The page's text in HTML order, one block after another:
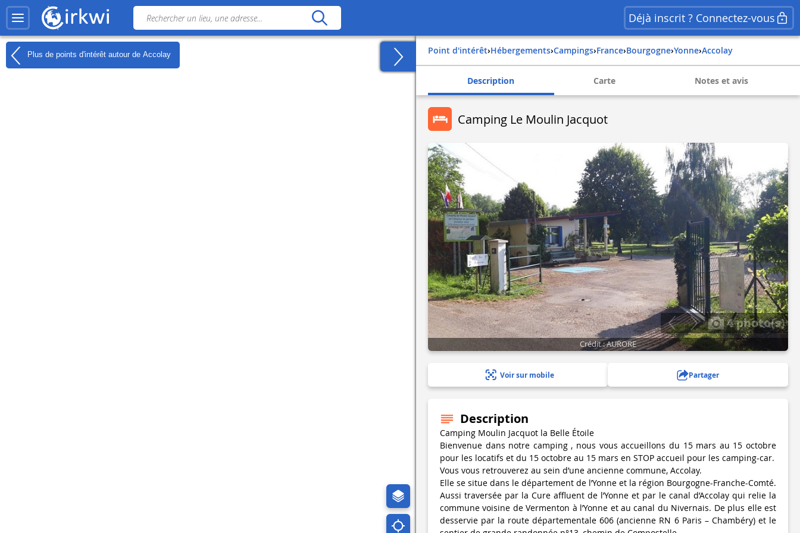
Déjà inscrit ? Connectez-vous
Plus de points d'intérêt autour de Accolay Point d'intérêt› Hébergements› Campings› france› bourgogne› yonne› accolay
Description Carte Notes et avis
Camping Le Moulin Jacquot
4 photo(s)
Crédit : AURORE
Voir sur mobile Partager
Description
Camping Moulin Jacquot la Belle Étoile
Bienvenue dans notre camping , nous vous accueillons du 15 mars au 15 octobre
pour les locatifs et du 15 octobre au 15 mars en STOP accueil pour les camping-car.
Vous vous retrouverez au sein d’une ancienne commune, Accolay.
Elle se situe dans le département de l’Yonne et la région Bourgogne-Franche-Comté.
Aussi traversée par la Cure affluent de l’Yonne et par le canal d’Accolay qui relie la
commune voisine de Vermenton à l’Yonne et au canal du Nivernais. De plus elle est
desservie par la route départementale 606 (ancienne RN 6 Paris – Chambéry) et le